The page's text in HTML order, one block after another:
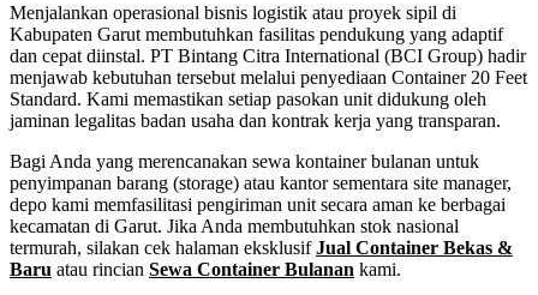
Menjalankan operasional bisnis logistik atau proyek sipil di
Kabupaten Garut membutuhkan fasilitas pendukung yang adaptif
dan cepat diinstal. PT Bintang Citra International (BCI Group) hadir
menjawab kebutuhan tersebut melalui penyediaan Container 20 Feet
Standard. Kami memastikan setiap pasokan unit didukung oleh
jaminan legalitas badan usaha dan kontrak kerja yang transparan.
Bagi Anda yang merencanakan sewa kontainer bulanan untuk
penyimpanan barang (storage) atau kantor sementara site manager,
depo kami memfasilitasi pengiriman unit secara aman ke berbagai
kecamatan di Garut. Jika Anda membutuhkan stok nasional
termurah, silakan cek halaman eksklusifJual Container Bekas &
Baru atau rincian Sewa Container Bulanan kami.